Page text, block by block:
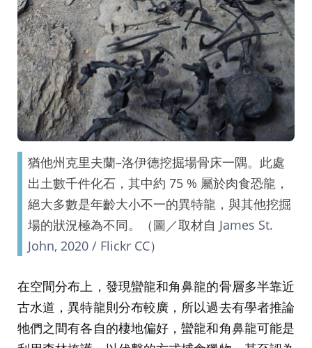
猶他州克里夫蘭–洛伊德挖掘場骨床一隅。此處
出土數千件化石，其中約 75 % 屬於肉食恐龍，
絕大多數是年齡大小不一的異特龍，與其他挖掘
場的狀況極為不同。（圖／取材自 James St.
John, 2020 / Flickr CC）
在空間分布上，發現蠻龍和角鼻龍的骨層多半靠近
古水道，異特龍則分布較廣，所以過去有學者推論
牠們之間有各自的棲地偏好，蠻龍和角鼻龍可能是